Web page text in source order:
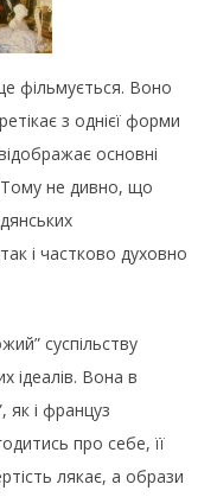
фільмується. Воно
з однієї форми
основні
Тому не дивно, що
і частково духовно
суспільству
ідеалів. Вона в
як і француз
про себе, її
лякає, а образи